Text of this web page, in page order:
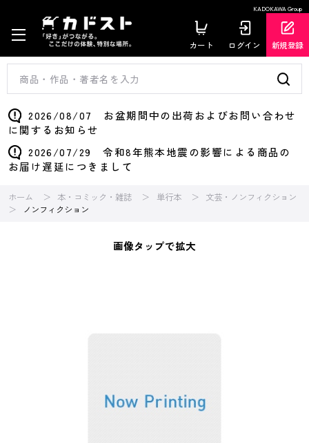
KADOKAWA Group
カート ログイン 新規登録
2026/08/07 お盆期間中の出荷およびお問い合わせ
に関するお知らせ
2026/07/29 令和8年熊本地震の影響による商品の
お届け遅延につきまして
ホーム 本・コミック・雑誌 単行本
文芸・ノンフィクション
ノンフィクション
画像タップで拡大